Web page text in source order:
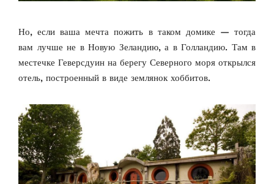
Но, если ваша мечта пожить в таком домике — тогда
вам лучше не в Новую Зеландию, а в Голландию. Там в
местечке Геверсдуин на берегу Северного моря открылся
отель, построенный в виде землянок хоббитов.